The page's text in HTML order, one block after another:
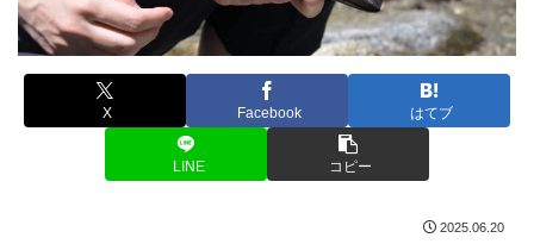
X Facebook はてブ
LINE コピー
2025.06.20